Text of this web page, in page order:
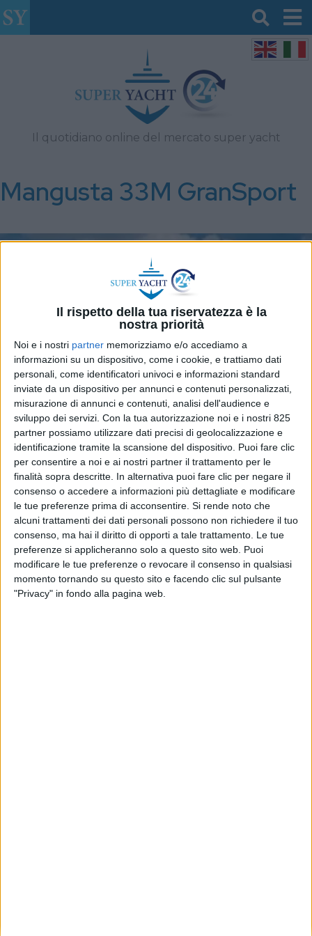
Il rispetto della tua riservatezza è la
nostra priorità
Noi e i nostri partner memorizziamo e/o accediamo a
informazioni su un dispositivo, come i cookie, e trattiamo dati
personali, come identificatori univoci e informazioni standard
inviate da un dispositivo per annunci e contenuti personalizzati,
misurazione di annunci e contenuti, analisi dell'audience e
sviluppo dei servizi. Con la tua autorizzazione noi e i nostri 825
partner possiamo utilizzare dati precisi di geolocalizzazione e
identificazione tramite la scansione del dispositivo. Puoi fare clic
per consentire a noi e ai nostri partner il trattamento per le
finalità sopra descritte. In alternativa puoi fare clic per negare il
consenso o accedere a informazioni più dettagliate e modificare
le tue preferenze prima di acconsentire. Si rende noto che
alcuni trattamenti dei dati personali possono non richiedere il tuo
consenso, ma hai il diritto di opporti a tale trattamento. Le tue
preferenze si applicheranno solo a questo sito web. Puoi
modificare le tue preferenze o revocare il consenso in qualsiasi
momento tornando su questo sito e facendo clic sul pulsante
"Privacy" in fondo alla pagina web.
Il quotidiano online del mercato super yacht
Mangusta 33M GranSport
Cambio di armatore per il
Mangusta GranSport Yesenia
di 33 metri
YACHT 8 GIUGNO 2026